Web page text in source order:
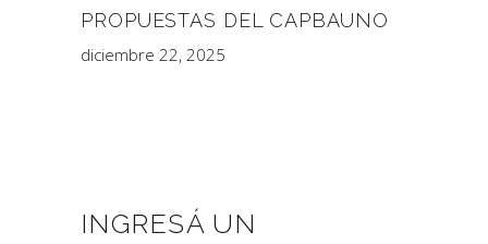
PROPUESTAS DEL CAPBAUNO
diciembre 22, 2025
INGRESÁ UN